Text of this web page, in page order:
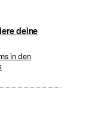
deine
in den